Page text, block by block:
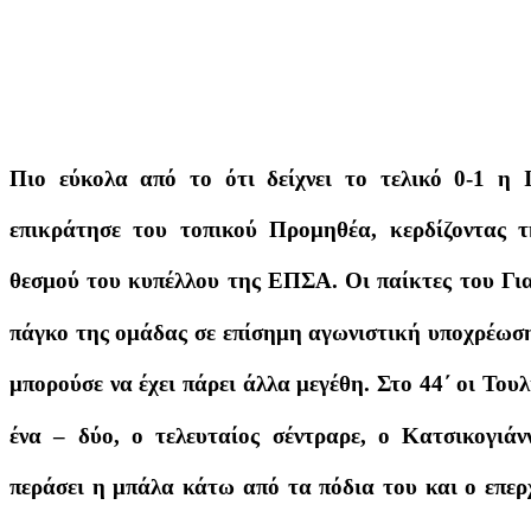
Πιο εύκολα από το ότι δείχνει το τελικό 0-1 η
επικράτησε του τοπικού Προμηθέα,
θεσμού του κυπέλλου της ΕΠΣΑ. Οι παίκτες του
πάγκο της ομάδας σε επίσημη αγωνιστική
μπορούσε να έχει πάρει άλλα μεγέθη. Στο 44΄ οι
ένα – δύο, ο τελευταίος σέντραρε, ο
περάσει η μπάλα κάτω από τα πόδια του και ο